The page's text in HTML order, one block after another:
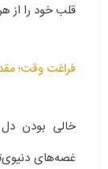
قلب خود را از
فراغت وقت؛
خالی بودن
غصه‌های